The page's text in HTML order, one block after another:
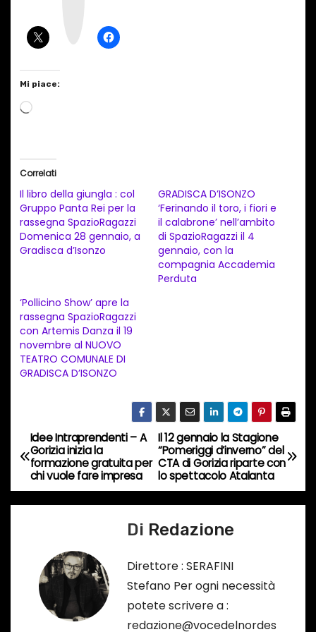
Mi piace:
C
a
m
e
o
i
n
c
o
…
Correlati
Il libro della giungla : col
Gruppo Panta Rei per la
rassegna SpazioRagazzi
Domenica 28 gennaio, a
Gradisca d’Isonzo
GRADISCA D’ISONZO
‘Ferinando il toro, i fiori e
il calabrone’ nell’ambito
di SpazioRagazzi il 4
gennaio, con la
compagnia Accademia
Perduta
‘Pollicino Show’ apre la
rassegna SpazioRagazzi
con Artemis Danza il 19
novembre al NUOVO
TEATRO COMUNALE DI
GRADISCA D’ISONZO
N
a
v
Il 12 gennaio la Stagione
“Pomeriggi d’inverno” del
CTA di Gorizia riparte con
lo spettacolo Atalanta
Idee Intraprendenti – A
Gorizia inizia la
formazione gratuita per
chi vuole fare impresa
Di Redazione
Direttore : SERAFINI
Stefano Per ogni necessità
potete scrivere a :
redazione@vocedelnordes